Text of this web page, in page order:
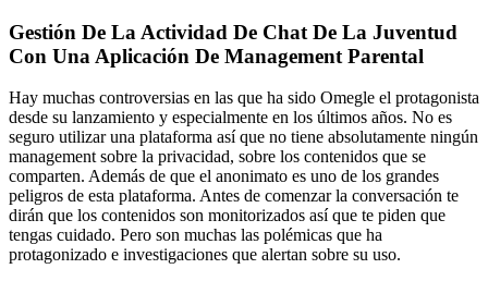
Gestión De La Actividad De Chat De La Juventud
Con Una Aplicación De Management Parental
Hay muchas controversias en las que ha sido Omegle el protagonista
desde su lanzamiento y especialmente en los últimos años. No es
seguro utilizar una plataforma así que no tiene absolutamente ningún
management sobre la privacidad, sobre los contenidos que se
comparten. Además de que el anonimato es uno de los grandes
peligros de esta plataforma. Antes de comenzar la conversación te
dirán que los contenidos son monitorizados así que te piden que
tengas cuidado. Pero son muchas las polémicas que ha
protagonizado e investigaciones que alertan sobre su uso.